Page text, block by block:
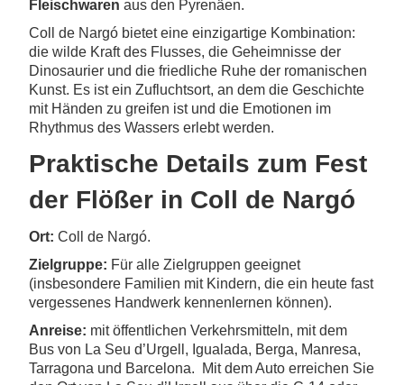
Fleischwaren aus den Pyrenäen.
Coll de Nargó bietet eine einzigartige Kombination:
die wilde Kraft des Flusses, die Geheimnisse der
Dinosaurier und die friedliche Ruhe der romanischen
Kunst. Es ist ein Zufluchtsort, an dem die Geschichte
mit Händen zu greifen ist und die Emotionen im
Rhythmus des Wassers erlebt werden.
Praktische Details zum Fest
der Flößer in Coll de Nargó
Ort: Coll de Nargó.
Zielgruppe: Für alle Zielgruppen geeignet
(insbesondere Familien mit Kindern, die ein heute fast
vergessenes Handwerk kennenlernen können).
Anreise: mit öffentlichen Verkehrsmitteln, mit dem
Bus von La Seu d’Urgell, Igualada, Berga, Manresa,
Tarragona und Barcelona. Mit dem Auto erreichen Sie